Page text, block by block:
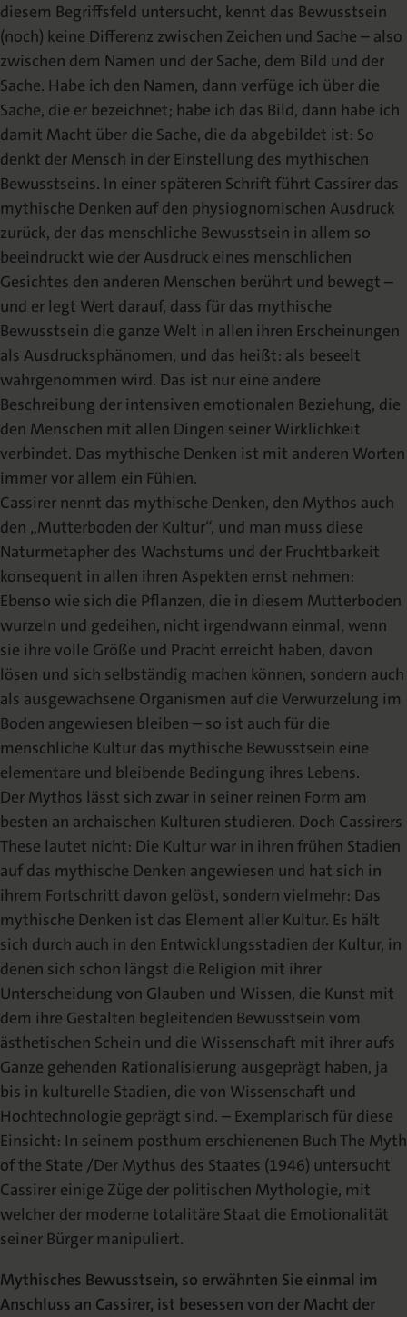
diesem Begriffsfeld untersucht, kennt das Bewusstsein
(noch) keine Differenz zwischen Zeichen und Sache – also
zwischen dem Namen und der Sache, dem Bild und der
Sache. Habe ich den Namen, dann verfüge ich über die
Sache, die er bezeichnet; habe ich das Bild, dann habe ich
damit Macht über die Sache, die da abgebildet ist: So
denkt der Mensch in der Einstellung des mythischen
Bewusstseins. In einer späteren Schrift führt Cassirer das
mythische Denken auf den physiognomischen Ausdruck
zurück, der das menschliche Bewusstsein in allem so
beeindruckt wie der Ausdruck eines menschlichen
Gesichtes den anderen Menschen berührt und bewegt –
und er legt Wert darauf, dass für das mythische
Bewusstsein die ganze Welt in allen ihren Erscheinungen
als Ausdrucksphänomen, und das heißt: als beseelt
wahrgenommen wird. Das ist nur eine andere
Beschreibung der intensiven emotionalen Beziehung, die
den Menschen mit allen Dingen seiner Wirklichkeit
verbindet. Das mythische Denken ist mit anderen Worten
immer vor allem ein Fühlen.
Cassirer nennt das mythische Denken, den Mythos auch
den „Mutterboden der Kultur“, und man muss diese
Naturmetapher des Wachstums und der Fruchtbarkeit
konsequent in allen ihren Aspekten ernst nehmen:
Ebenso wie sich die Pflanzen, die in diesem Mutterboden
wurzeln und gedeihen, nicht irgendwann einmal, wenn
sie ihre volle Größe und Pracht erreicht haben, davon
lösen und sich selbständig machen können, sondern auch
als ausgewachsene Organismen auf die Verwurzelung im
Boden angewiesen bleiben – so ist auch für die
menschliche Kultur das mythische Bewusstsein eine
elementare und bleibende Bedingung ihres Lebens.
Der Mythos lässt sich zwar in seiner reinen Form am
besten an archaischen Kulturen studieren. Doch Cassirers
These lautet nicht: Die Kultur war in ihren frühen Stadien
auf das mythische Denken angewiesen und hat sich in
ihrem Fortschritt davon gelöst, sondern vielmehr: Das
mythische Denken ist das Element aller Kultur. Es hält
sich durch auch in den Entwicklungsstadien der Kultur, in
denen sich schon längst die Religion mit ihrer
Unterscheidung von Glauben und Wissen, die Kunst mit
dem ihre Gestalten begleitenden Bewusstsein vom
ästhetischen Schein und die Wissenschaft mit ihrer aufs
Ganze gehenden Rationalisierung ausgeprägt haben, ja
bis in kulturelle Stadien, die von Wissenschaft und
Hochtechnologie geprägt sind. – Exemplarisch für diese
Einsicht: In seinem posthum erschienenen Buch The Myth
of the State /Der Mythus des Staates (1946) untersucht
Cassirer einige Züge der politischen Mythologie, mit
welcher der moderne totalitäre Staat die Emotionalität
seiner Bürger manipuliert.
Mythisches Bewusstsein, so erwähnten Sie einmal im
Anschluss an Cassirer, ist besessen von der Macht der